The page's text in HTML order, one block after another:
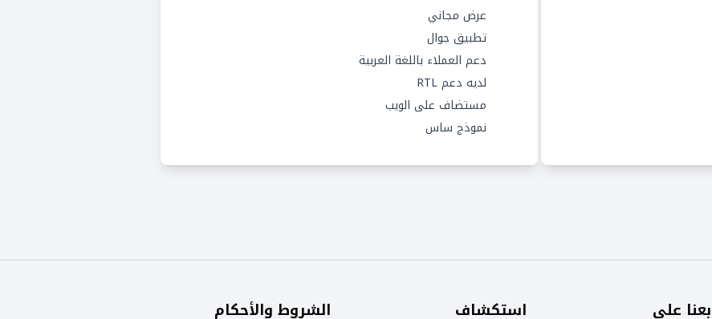
عرض مجاني
تطبيق جوال
دعم العملاء باللغة العربية
لديه دعم RTL
مستضاف على الويب
نموذج ساس
على استكشاف الشروط والأحكام